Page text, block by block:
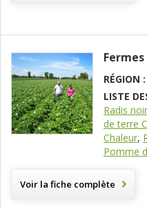
RÉGION :
LISTE
Radis noir
de terre
Chaleur,
Pomme
Voir la fiche complète